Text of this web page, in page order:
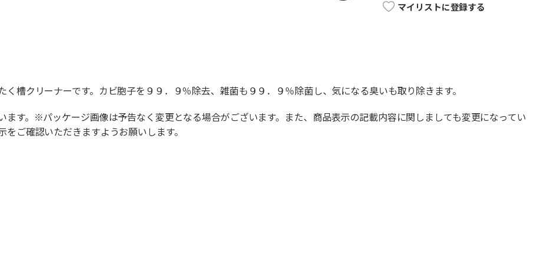
マイリストに登録する
槽クリーナーです。カビ胞子を９９．９％除去、雑菌も９９．９％除菌し、気になる臭いも取り除きます。
す。※パッケージ画像は予告なく変更となる場合がございます。また、商品表示の記載内容に関しましても変更になってい
ご確認いただきますようお願いします。